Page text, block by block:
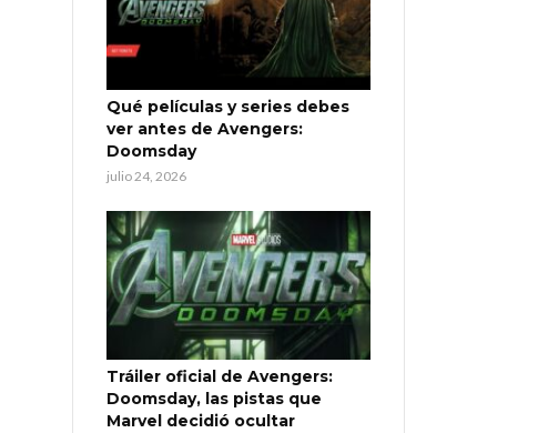
Qué películas y series debes
ver antes de Avengers:
Doomsday
julio 24, 2026
Tráiler oficial de Avengers:
Doomsday, las pistas que
Marvel decidió ocultar